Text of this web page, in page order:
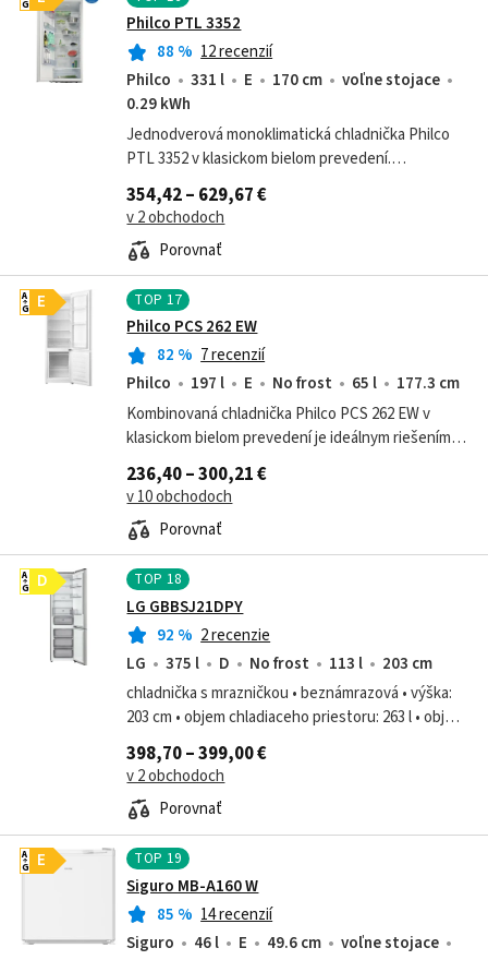
Philco PTL 3352
88 % 12 recenzií
G
Philco 331 l E 170 cm
voľne stojace
0.29 kWh
Jednodverová monoklimatická chladnička Philco
PTL 3352 v klasickom bielom prevedení.
Chladničku si iste obľúbite, najmä pre jej veľký
objem 335 l a veľkú variabilitu...
354,42 – 629,67 €
v 2 obchodoch
Porovnať
TOP 17
Philco PCS 262 EW
82 % 7 recenzií
E
A
G
Philco 197 l E No frost 65 l
177.3 cm
Kombinovaná chladnička Philco PCS 262 EW v
klasickom bielom prevedení je ideálnym riešením
pre bežné domácnosti, ktoré hľadajú spoľahlivý a
prehľadný spotrebič. S celkovým...
236,40 – 300,21 €
v 10 obchodoch
Porovnať
TOP 18
LG GBBSJ21DPY
92 % 2 recenzie
D
A
G
LG 375 l D No frost 113 l
203 cm
chladnička s mrazničkou • beznámrazová • výška:
203 cm • objem chladiaceho priestoru: 263 l • objem
mraziaceho priestoru: 113 l • energetická trieda
2021: D • systém oddelenej...
398,70 – 399,00 €
v 2 obchodoch
Porovnať
TOP 19
Siguro MB-A160 W
85 % 14 recenzií
E
A
G
Siguro 46 l E 49.6 cm
voľne stojace